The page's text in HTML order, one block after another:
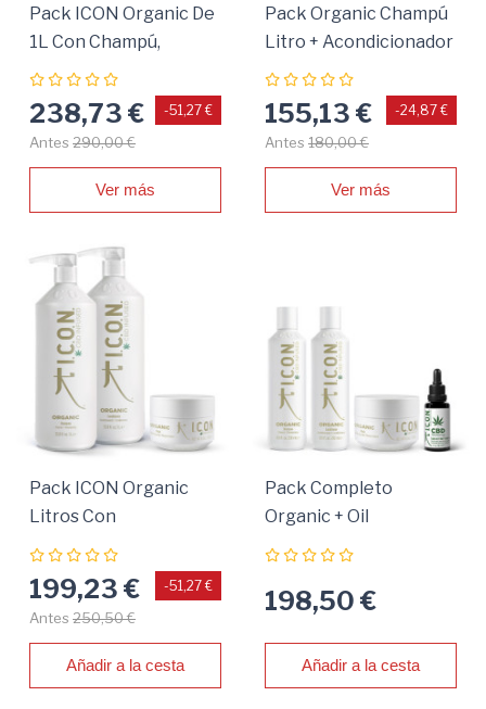
Pack ICON Organic De
1L Con Champú,
Acondicionador Y
Aceite 100% Natural
238,73 €
Antes 290,00 €
-51,27 €
Ver más
Pack Organic Champú
Litro + Acondicionador
+ Tratamiento
155,13 €
Antes 180,00 €
-24,87 €
Ver más
Pack ICON Organic
Litros Con
Tratamiento
Fortalecedor
199,23 €
Antes 250,50 €
-51,27 €
Añadir a la cesta
Pack Completo
Organic + Oil
198,50 €
Añadir a la cesta